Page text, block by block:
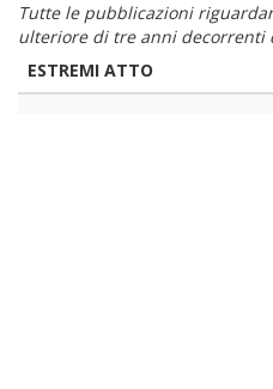
Tutte le pubblicazioni
ulteriore di tre anni decorrenti
ESTREMI ATTO